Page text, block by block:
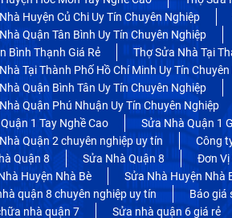
Huyện Củ Chi Uy Tín Chuyên Nghiệp
Quận Tân Bình Uy Tín Chuyên Nghiệp
Bình Thạnh Giá Rẻ
Thợ Sửa Nhà Tại
Tại Thành Phố Hồ Chí Minh Uy Tín
Quận Bình Tân Uy Tín Chuyên Nghiệp
Quận Phú Nhuận Uy Tín Chuyên Nghiệp
1 Tay Nghề Cao
Sửa Nhà Quận 1
Quận 2 chuyên nghiệp uy tín
Công
Quận 8
Sửa Nhà Quận 8 Đơn Vị
Huyện Nhà Bè
Sửa Nhà Huyện Nhà
quận 8 chuyên nghiệp uy tín
Báo giá
nhà quận 7
Sửa nhà quận 6 giá rẻ